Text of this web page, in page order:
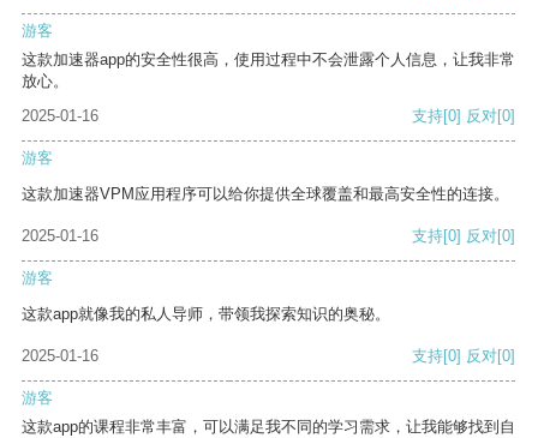
游客
这款加速器app的安全性很高，使用过程中不会泄露个人信息，让我非常
放心。
2025-01-16
支持[0] 反对[0]
游客
这款加速器VPM应用程序可以给你提供全球覆盖和最高安全性的连接。
2025-01-16 支持[0] 反对[0]
游客
这款app就像我的私人导师，带领我探索知识的奥秘。
2025-01-16 支持[0] 反对[0]
游客
这款app的课程非常丰富，可以满足我不同的学习需求，让我能够找到自